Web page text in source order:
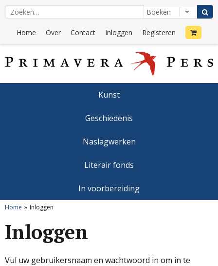
Home Over Contact Inloggen Registeren
Kunst
Geschiedenis
Naslagwerken
Literair fonds
In voorbereiding
Home Inloggen
Inloggen
Vul uw gebruikersnaam en wachtwoord in om in te